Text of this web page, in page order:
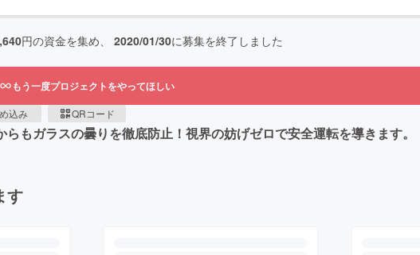
円の資金を集め、 2020/01/30に募集を終了しました
もう一度プロジェクトをやってほしい
込み QRコード
もガラスの曇りを徹底防止！視界の妨げゼロで安全運転を導きます。
す